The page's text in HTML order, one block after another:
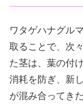
ワタゲハナグル
取ることで、次
た茎は、葉の付
消耗を防ぎ、新
が混み合ってき